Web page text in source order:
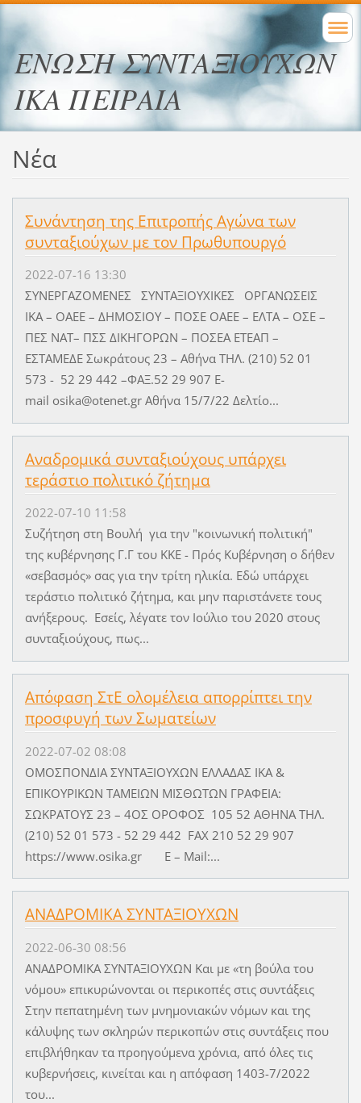
ΕΝΩΣΗ ΣΥΝΤΑΞΙΟΥΧΩΝ
ΙΚΑ ΠΕΙΡΑΙΑ
Νέα
Συνάντηση της Επιτροπής Αγώνα των
συνταξιούχων με τον Πρωθυπουργό
2022-07-16 13:30
ΣΥΝΕΡΓΑΖΟΜΕΝΕΣ ΣΥΝΤΑΞΙΟΥΧΙΚΕΣ ΟΡΓΑΝΩΣΕΙΣ
ΙΚΑ – OAEE – ΔΗΜΟΣΙΟΥ – ΠΟΣΕ ΟΑΕΕ – ΕΛΤΑ – ΟΣΕ –
ΠΕΣ ΝΑΤ– ΠΣΣ ΔΙΚΗΓΟΡΩΝ – ΠΟΣΕΑ ΕΤΕΑΠ –
ΕΣΤΑΜΕΔΕ Σωκράτους 23 – Αθήνα ΤΗΛ. (210) 52 01
573 - 52 29 442 –ΦΑΞ.52 29 907 E-
mail osika@otenet.gr Αθήνα 15/7/22 Δελτίο...
Αναδρομικά συνταξιούχους υπάρχει
τεράστιο πολιτικό ζήτημα
2022-07-10 11:58
Συζήτηση στη Βουλή για την "κοινωνική πολιτική"
της κυβέρνησης Γ.Γ του ΚΚΕ - Πρός Κυβέρνηση ο δήθεν
«σεβασμός» σας για την τρίτη ηλικία. Εδώ υπάρχει
τεράστιο πολιτικό ζήτημα, και μην παριστάνετε τους
ανήξερους. Εσείς, λέγατε τον Ιούλιο του 2020 στους
συνταξιούχους, πως...
Απόφαση ΣτΕ ολομέλεια απορρίπτει την
προσφυγή των Σωματείων
2022-07-02 08:08
ΟΜΟΣΠΟΝΔΙΑ ΣΥΝΤΑΞΙΟΥΧΩΝ ΕΛΛΑΔΑΣ ΙΚΑ &
ΕΠΙΚΟΥΡΙΚΩΝ ΤΑΜΕΙΩΝ ΜΙΣΘΩΤΩΝ ΓΡΑΦΕΙΑ:
ΣΩΚΡΑΤΟΥΣ 23 – 4ΟΣ ΟΡΟΦΟΣ 105 52 ΑΘΗΝΑ ΤΗΛ.
(210) 52 01 573 - 52 29 442 FAX 210 52 29 907
https://www.osika.gr E – Mail:...
ΑΝΑΔΡΟΜΙΚΑ ΣΥΝΤΑΞΙΟΥΧΩΝ
2022-06-30 08:56
ΑΝΑΔΡΟΜΙΚΑ ΣΥΝΤΑΞΙΟΥΧΩΝ Και με «τη βούλα του
νόμου» επικυρώνονται οι περικοπές στις συντάξεις
Στην πεπατημένη των μνημονιακών νόμων και της
κάλυψης των σκληρών περικοπών στις συντάξεις που
επιβλήθηκαν τα προηγούμενα χρόνια, από όλες τις
κυβερνήσεις, κινείται και η απόφαση 1403-7/2022
του...